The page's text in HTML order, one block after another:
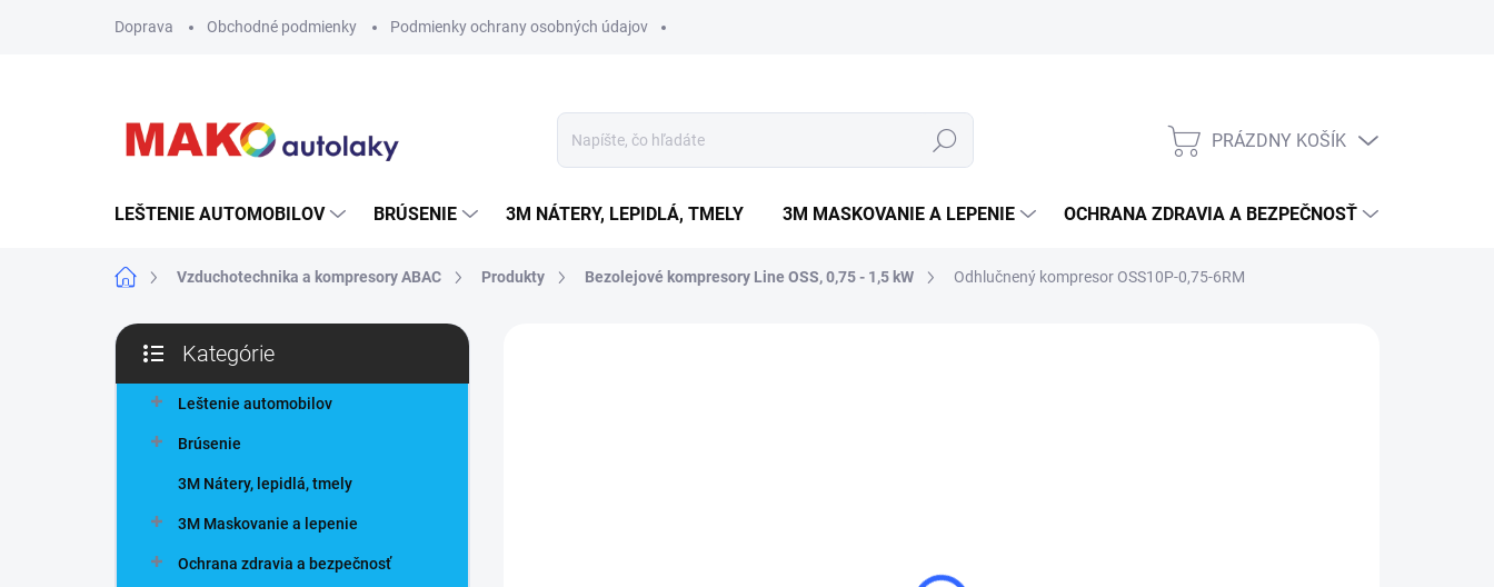
Doprava Obchodné podmienky Podmienky ochrany osobných údajov
Hľadať
NÁKUPNÝ
PRÁZDNY KOŠÍK
LEŠTENIE AUTOMOBILOV BRÚSENIE 3M NÁTERY, LEPIDLÁ, TMELY 3M MASKOVANIE A LEPENIE OCHRANA ZDRAVIA A BEZPEČNOSŤ
DomovVzduchotechnika a kompresory ABAC Produkty Bezolejové kompresory Line OSS, 0,75 - 1,5 kW Odhlučnený kompresor OSS10P-0,75-6RM
B
č
kategórie
Kategórie
Leštenie automobilov
Brúsenie
3M Nátery, lepidlá, tmely
3M Maskovanie a lepenie
Ochrana zdravia a bezpečnosť